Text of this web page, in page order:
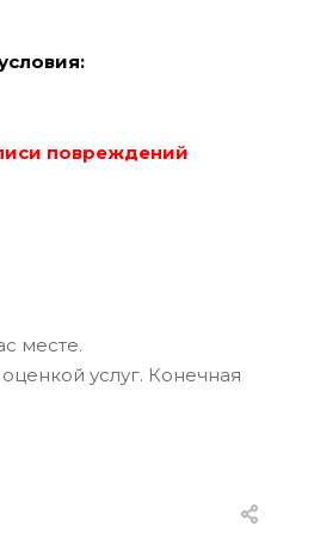
повреждений
месте.
услуг. Конечная